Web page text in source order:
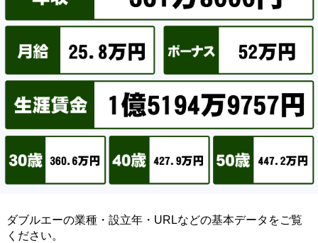
ダブルエーの業種・設立年・URLなどの基本データをご覧
ください。